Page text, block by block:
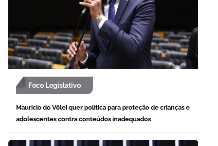
Foco Legislativo
Mauricio do Vôlei quer política para proteção de crianças e
adolescentes contra conteúdos inadequados